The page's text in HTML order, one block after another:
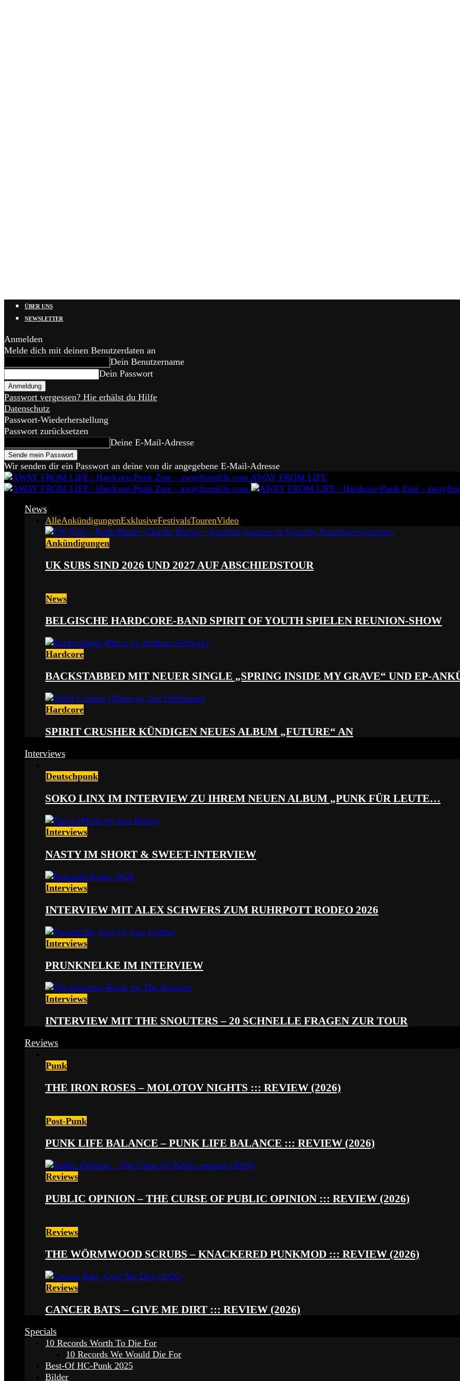
ÜBER UNS
NEWSLETTER
Anmelden
Melde dich mit deinen Benutzerdaten an
Dein Benutzername
Dein Passwort
Passwort vergessen? Hie erhälst du Hilfe
Datenschutz
Passwort-Wiederherstellung
Passwort zurücksetzen
Deine E-Mail-Adresse
Wir senden dir ein Passwort an deine von dir angegebene E-Mail-Adresse
AWAY FROM LIFE
News
AlleAnkündigungenExklusiveFestivalsTourenVideo
Ankündigungen
UK SUBS SIND 2026 UND 2027 AUF ABSCHIEDSTOUR
News
BELGISCHE HARDCORE-BAND SPIRIT OF YOUTH SPIELEN REUNION-SHOW
Hardcore
BACKSTABBED MIT NEUER SINGLE „SPRING INSIDE MY GRAVE“ UND EP-
Hardcore
SPIRIT CRUSHER KÜNDIGEN NEUES ALBUM „FUTURE“ AN
Interviews
Deutschpunk
SOKO LINX IM INTERVIEW ZU IHREM NEUEN ALBUM „PUNK FÜR LEUTE…
Interviews
NASTY IM SHORT & SWEET-INTERVIEW
Interviews
INTERVIEW MIT ALEX SCHWERS ZUM RUHRPOTT RODEO 2026
Interviews
PRUNKNELKE IM INTERVIEW
Interviews
INTERVIEW MIT THE SNOUTERS – 20 SCHNELLE FRAGEN ZUR TOUR
Reviews
Punk
THE IRON ROSES – MOLOTOV NIGHTS ::: REVIEW (2026)
Post-Punk
PUNK LIFE BALANCE – PUNK LIFE BALANCE ::: REVIEW (2026)
Reviews
PUBLIC OPINION – THE CURSE OF PUBLIC OPINION ::: REVIEW (2026)
Reviews
THE WÖRMWOOD SCRUBS – KNACKERED PUNKMOD ::: REVIEW (2026)
Reviews
CANCER BATS – GIVE ME DIRT ::: REVIEW (2026)
Specials
10 Records Worth To Die For
10 Records We Would Die For
Best-Of HC-Punk 2025
Bilder